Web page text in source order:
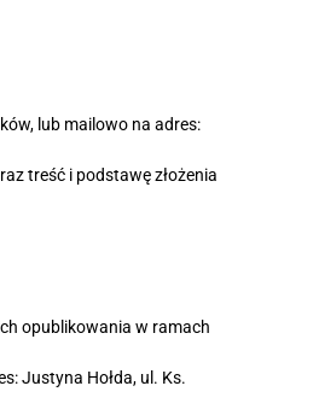
lub mailowo na adres:
treść i podstawę złożenia
opublikowania w ramach
Justyna Hołda, ul. Ks.